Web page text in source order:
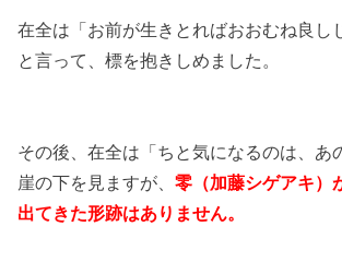
在全は「お前が生きとればおおむね良し
と言って、標を抱きしめました。
その後、在全は「ちと気になるのは、
崖の下を見ますが、零（加藤シゲアキ）
出てきた形跡はありません。